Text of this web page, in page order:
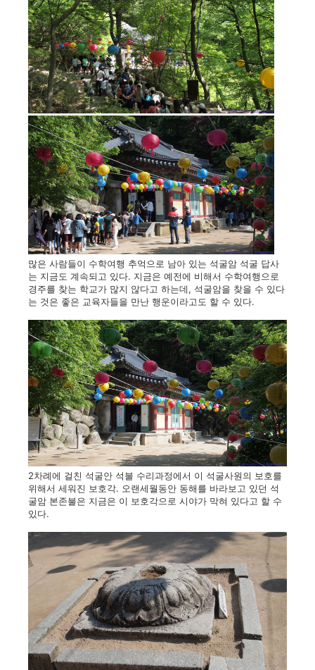
많은 사람들이 수학여행 추억으로 남아 있는 석굴암 석굴 답사
는 지금도 계속되고 있다. 지금은 예전에 비해서 수학여행으로
경주를 찾는 학교가 많지 않다고 하는데, 석굴암을 찾을 수 있다
는 것은 좋은 교육자들을 만난 행운이라고도 할 수 있다.
2차례에 걸친 석굴안 석불 수리과정에서 이 석굴사원의 보호를
위해서 세워진 보호각. 오랜세월동안 동해를 바라보고 있던 석
굴암 본존불은 지금은 이 보호각으로 시야가 막혀 있다고 할 수
있다.